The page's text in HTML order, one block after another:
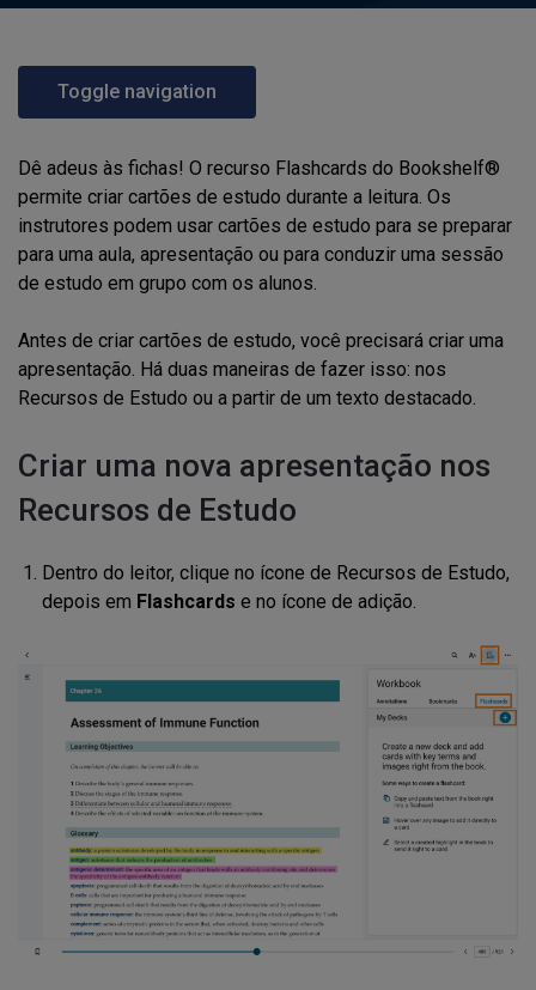
Toggle navigation
Dê adeus às fichas! O recurso Flashcards do Bookshelf®
permite criar cartões de estudo durante a leitura. Os
instrutores podem usar cartões de estudo para se preparar
para uma aula, apresentação ou para conduzir uma sessão
de estudo em grupo com os alunos.
Antes de criar cartões de estudo, você precisará criar uma
apresentação. Há duas maneiras de fazer isso: nos
Recursos de Estudo ou a partir de um texto destacado.
Criar uma nova apresentação nos
Recursos de Estudo
Dentro do leitor, clique no ícone de Recursos de Estudo,
depois em Flashcards e no ícone de adição.